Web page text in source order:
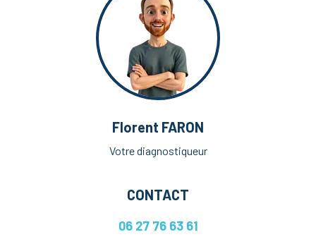
Florent FARON
Votre diagnostiqueur
CONTACT
06 27 76 63 61